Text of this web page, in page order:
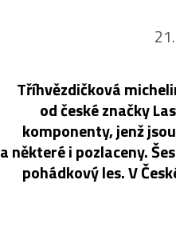
Tříhvězdičková
od české značky
komponenty, jenž
a některé i pozlaceny.
pohádkový les. V